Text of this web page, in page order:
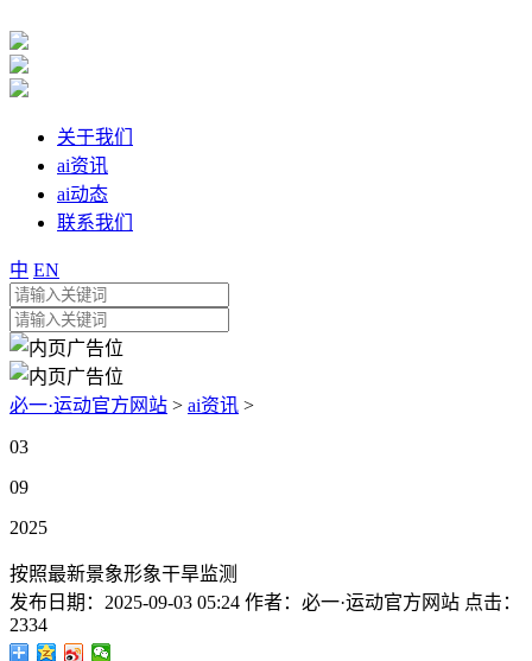
关于我们
ai资讯
ai动态
联系我们
中 EN
必一·运动官方网站 > ai资讯 >
03
09
2025
按照最新景象形象干旱监测
发布日期： 2025-09-03 05:24 作者： 必一·运动官方网站 点击：
2334